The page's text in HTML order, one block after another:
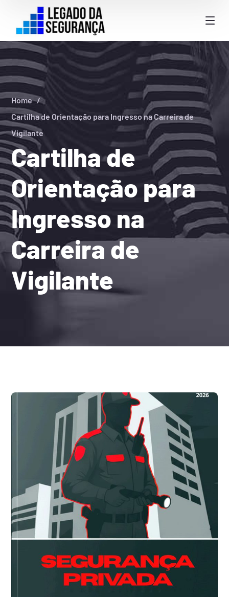
Cartilha de
Orientação para
Ingresso na
Carreira de
Vigilante
Home
Cartilha de Orientação para Ingresso na Carreira de
Vigilante